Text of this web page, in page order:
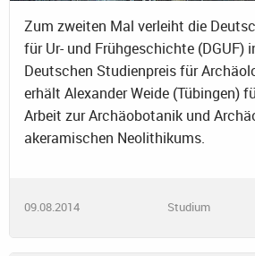
Zum zweiten Mal verleiht die
für Ur- und Frühgeschichte (DGUF)
Deutschen Studienpreis für
erhält Alexander Weide (Tübingen)
Arbeit zur Archäobotanik und
akeramischen Neolithikums.
09.08.2014 Studium